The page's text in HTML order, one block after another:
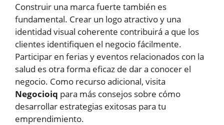
Construir una marca fuerte también es
fundamental. Crear un logo atractivo y una
identidad visual coherente contribuirá a que los
clientes identifiquen el negocio fácilmente.
Participar en ferias y eventos relacionados con la
salud es otra forma eficaz de dar a conocer el
negocio. Como recurso adicional, visita
Negocioiq para más consejos sobre cómo
desarrollar estrategias exitosas para tu
emprendimiento.